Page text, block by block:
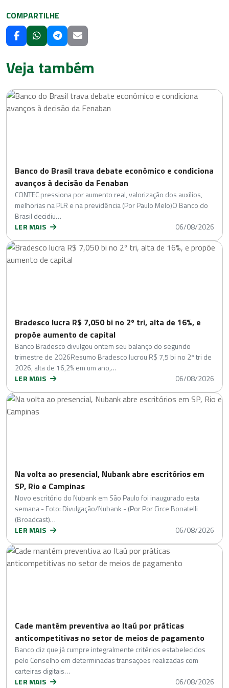
COMPARTILHE
Veja também
Banco do Brasil trava debate econômico e condiciona
avanços à decisão da Fenaban
CONTEC pressiona por aumento real, valorização dos auxílios,
melhorias na PLR e na previdência (Por Paulo Melo)O Banco do
Brasil decidiu…
LER MAIS
06/08/2026
Bradesco lucra R$ 7,050 bi no 2º tri, alta de 16%, e
propõe aumento de capital
Banco Bradesco divulgou ontem seu balanço do segundo
trimestre de 2026Resumo Bradesco lucrou R$ 7,5 bi no 2º tri de
2026, alta de 16,2% em um ano,…
LER MAIS
06/08/2026
Na volta ao presencial, Nubank abre escritórios em
SP, Rio e Campinas
Novo escritório do Nubank em São Paulo foi inaugurado esta
semana - Foto: Divulgação/Nubank - (Por Por Circe Bonatelli
(Broadcast)…
LER MAIS
06/08/2026
Cade mantém preventiva ao Itaú por práticas
anticompetitivas no setor de meios de pagamento
Banco diz que já cumpre integralmente critérios estabelecidos
pelo Conselho em determinadas transações realizadas com
carteiras digitais…
LER MAIS
06/08/2026